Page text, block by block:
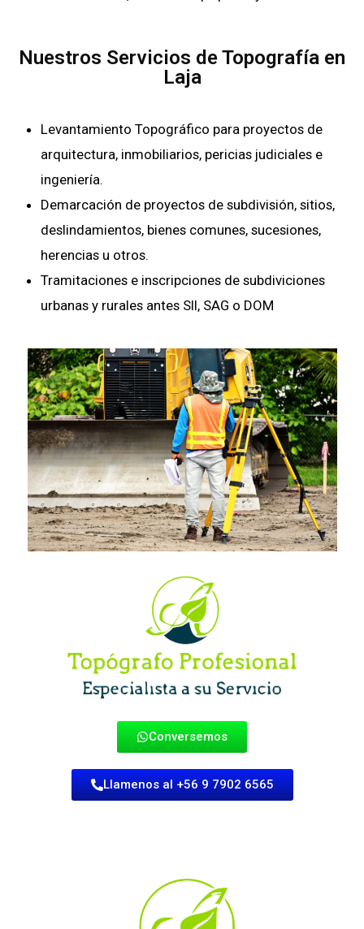
Nuestros Servicios de Topografía en
Laja
Levantamiento Topográfico para proyectos de
arquitectura, inmobiliarios, pericias judiciales e
ingeniería.
Demarcación de proyectos de subdivisión, sitios,
deslindamientos, bienes comunes, sucesiones,
herencias u otros.
Tramitaciones e inscripciones de subdiviciones
urbanas y rurales antes SII, SAG o DOM
Conversemos
Llamenos al +56 9 7902 6565